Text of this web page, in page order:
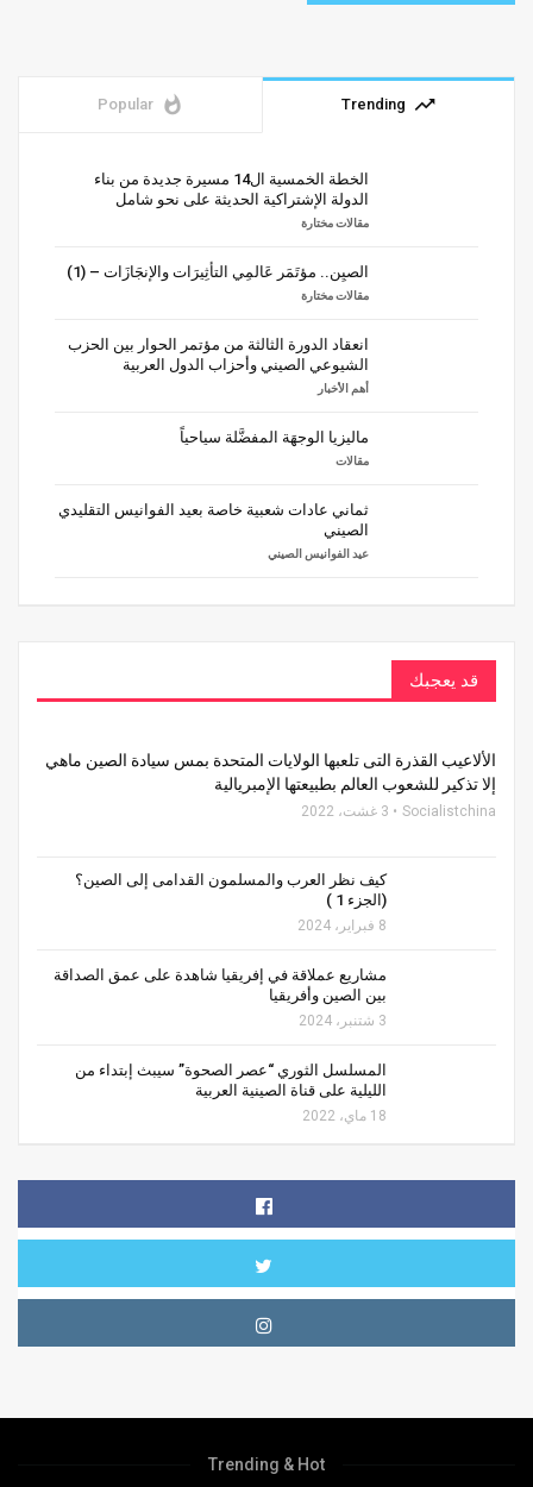
trending_up
Trending
whatshot
Popular
الخطة الخمسية ال14 مسيرة جديدة من بناء
الدولة الإشتراكية الحديثة على نحو شامل
مقالات مختارة
الصيِن.. مؤتَمَر عَالمِي التأثِيرَات والإنجَازَات – (1)
مقالات مختارة
انعقاد الدورة الثالثة من مؤتمر الحوار بين الحزب
الشيوعي الصيني وأحزاب الدول العربية
أهم الأخبار
ماليزيا الوجهَة المفضَّلة سياحياً
مقالات
ثماني عادات شعبية خاصة بعيد الفوانيس التقليدي
الصيني
عيد الفوانيس الصيني
قد يعجبك
الألاعيب القذرة التى تلعبها الولايات المتحدة بمس سيادة الصين ماهي
إلا تذكير للشعوب العالم بطبيعتها الإمبريالية
Socialistchina 3 غشت، 2022
كيف نظر العرب والمسلمون القدامى إلى الصين؟
(الجزء 1 )
8 فبراير، 2024
مشاريع عملاقة في إفريقيا شاهدة على عمق الصداقة
بين الصين وأفريقيا
3 شتنبر، 2024
المسلسل الثوري “عصر الصحوة” سيبث إبتداء من
الليلية على قناة الصينية العربية
18 ماي، 2022
Trending & Hot